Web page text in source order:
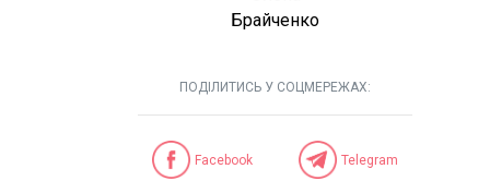
Брайченко
ПОДІЛИТИСЬ У СОЦМЕРЕЖАХ:
Facebook Telegram